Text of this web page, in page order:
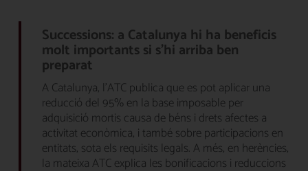
Successions: a Catalunya hi ha beneficis
molt importants si s’hi arriba ben
preparat
A Catalunya, l’ATC publica que es pot aplicar una
reducció del 95% en la base imposable per
adquisició mortis causa de béns i drets afectes a
activitat econòmica, i també sobre participacions en
entitats, sota els requisits legals. A més, en herències,
la mateixa ATC explica les bonificacions i reduccions